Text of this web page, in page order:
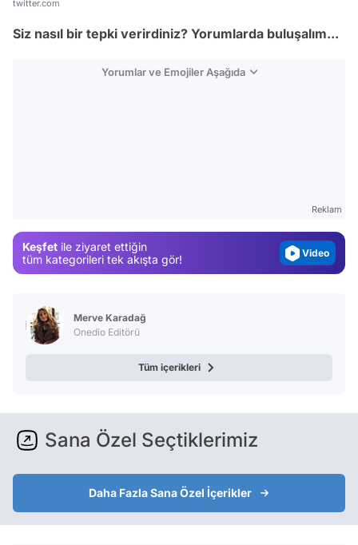
twitter.com
Siz nasıl bir tepki verirdiniz? Yorumlarda buluşalım...
Yorumlar ve Emojiler Aşağıda
Reklam
Keşfet ile ziyaret ettiğin
tüm kategorileri tek akışta gör!
Video
Merve Karadağ
Onedio Editörü
Tüm içerikleri
Sana Özel Seçtiklerimiz
Daha Fazla Sana Özel İçerikler